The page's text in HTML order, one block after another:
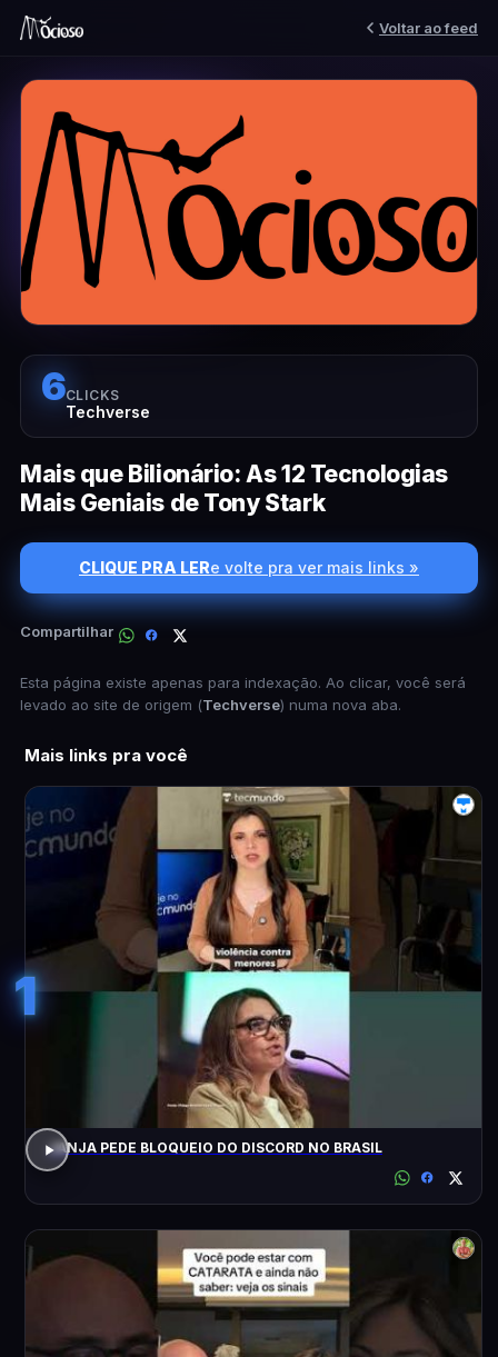
Voltar ao feed
6CLICKS
Techverse
Mais que Bilionário: As 12 Tecnologias
Mais Geniais de Tony Stark
CLIQUE PRA LERe volte pra ver mais links »
Compartilhar
Esta página existe apenas para indexação. Ao clicar, você será
levado ao site de origem (Techverse) numa nova aba.
Mais links pra você
1
JANJA PEDE BLOQUEIO DO DISCORD NO BRASIL